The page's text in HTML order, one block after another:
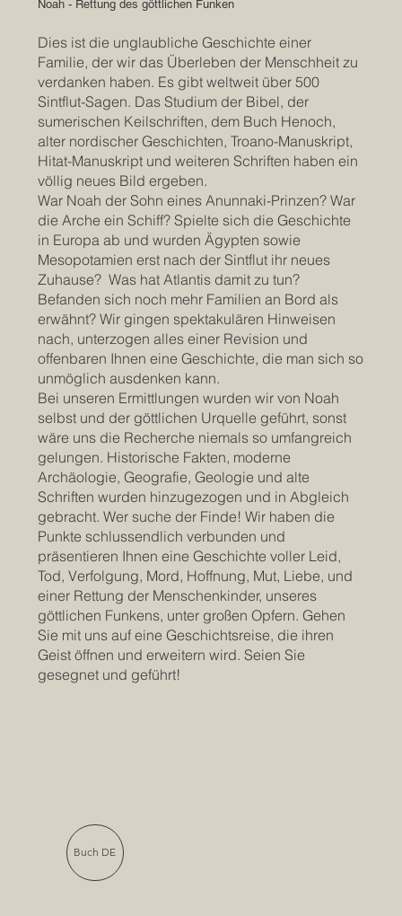
Noah - Rettung des göttlichen Funken
Dies ist die unglaubliche Geschichte einer
Familie, der wir das Überleben der Menschheit zu
verdanken haben. Es gibt weltweit über 500
Sintflut-Sagen. Das Studium der Bibel, der
sumerischen Keilschriften, dem Buch Henoch,
alter nordischer Geschichten, Troano-Manuskript,
Hitat-Manuskript und weiteren Schriften haben ein
völlig neues Bild ergeben.
War Noah der Sohn eines Anunnaki-Prinzen? War
die Arche ein Schiff? Spielte sich die Geschichte
in Europa ab und wurden Ägypten sowie
Mesopotamien erst nach der Sintflut ihr neues
Zuhause? Was hat Atlantis damit zu tun?
Befanden sich noch mehr Familien an Bord als
erwähnt? Wir gingen spektakulären Hinweisen
nach, unterzogen alles einer Revision und
offenbaren Ihnen eine Geschichte, die man sich so
unmöglich ausdenken kann.
Bei unseren Ermittlungen wurden wir von Noah
selbst und der göttlichen Urquelle geführt, sonst
wäre uns die Recherche niemals so umfangreich
gelungen. Historische Fakten, moderne
Archäologie, Geografie, Geologie und alte
Schriften wurden hinzugezogen und in Abgleich
gebracht. Wer suche der Finde! Wir haben die
Punkte schlussendlich verbunden und
präsentieren Ihnen eine Geschichte voller Leid,
Tod, Verfolgung, Mord, Hoffnung, Mut, Liebe, und
einer Rettung der Menschenkinder, unseres
göttlichen Funkens, unter großen Opfern. Gehen
Sie mit uns auf eine Geschichtsreise, die ihren
Geist öffnen und erweitern wird. Seien Sie
gesegnet und geführt!
Buch DE